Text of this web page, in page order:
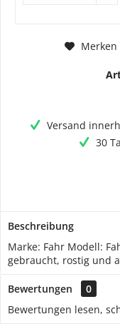
Merken
Versand
30
Beschreibung
Marke: Fahr Modell:
gebraucht, rostig und
Bewertungen
0
Bewertungen lesen,